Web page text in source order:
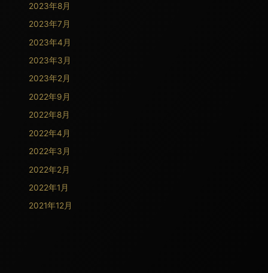
2023年8月
2023年7月
2023年4月
2023年3月
2023年2月
2022年9月
2022年8月
2022年4月
2022年3月
2022年2月
2022年1月
2021年12月